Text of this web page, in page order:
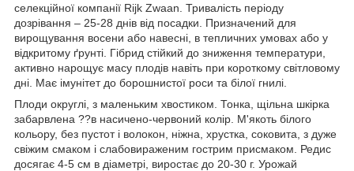
селекційної компанії Rijk Zwaan. Тривалість періоду
дозрівання – 25-28 днів від посадки. Призначений для
вирощування восени або навесні, в тепличних умовах або у
відкритому ґрунті. Гібрид стійкий до зниження температури,
активно нарощує масу плодів навіть при короткому світловому
дні. Має імунітет до борошнистої роси та білої гнилі.
Плоди округлі, з маленьким хвостиком. Тонка, щільна шкірка
забарвлена ??в насичено-червоний колір. М'якоть білого
кольору, без пустот і волокон, ніжна, хрустка, соковита, з дуже
свіжим смаком і слабовираженим гострим присмаком. Редис
досягає 4-5 см в діаметрі, виростає до 20-30 г. Урожай